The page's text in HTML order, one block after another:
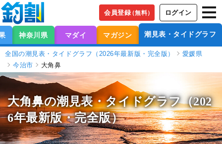
会員登録（無料） ログイン
神奈川県 マダイ マガジン 潮見表・タイドグラフ
全国の潮見表・タイドグラフ（2026年最新版・完全版）
愛媛県
今治市
大角鼻
大角鼻の潮見表・タイドグラフ（202
6年最新版・完全版）